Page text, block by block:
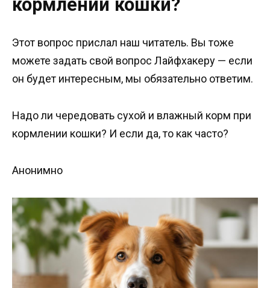
кормлении кошки?
Этот вопрос прислал наш читатель. Вы тоже
можете задать свой вопрос Лайфхакеру — если
он будет интересным, мы обязательно ответим.
Надо ли чередовать сухой и влажный корм при
кормлении кошки? И если да, то как часто?
Анонимно